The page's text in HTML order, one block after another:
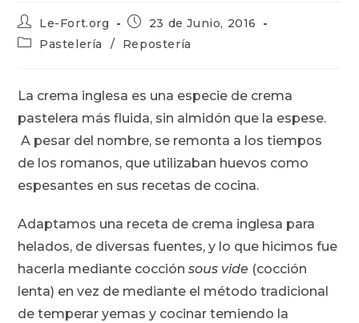
Autor
de
la
Le-Fort.org
Publicación
la
23 de Junio, 2016
Categoría
entrada:
Pastelería / Repostería
La crema inglesa es una especie de crema
pastelera más fluida, sin almidón que la espese.
A pesar del nombre, se remonta a los tiempos
de los romanos, que utilizaban huevos como
espesantes en sus recetas de cocina.
Adaptamos una receta de crema inglesa para
helados, de diversas fuentes, y lo que hicimos fue
hacerla mediante cocciónsous vide (cocción
lenta) en vez de mediante el método tradicional
de temperar yemas y cocinar temiendo la